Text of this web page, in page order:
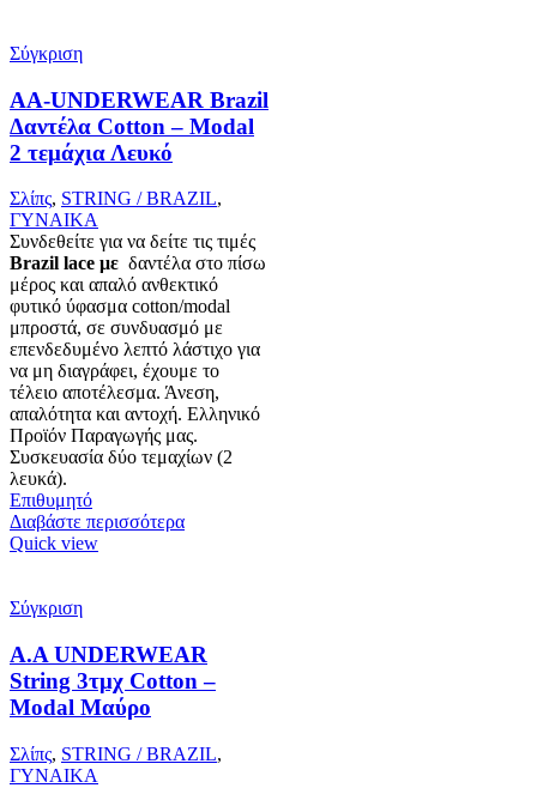
Σύγκριση
AA-UNDERWEAR Brazil
Δαντέλα Cotton – Modal
2 τεμάχια Λευκό
Σλίπς, STRING / BRAZIL,
ΓΥΝΑΙΚΑ
Συνδεθείτε για να δείτε τις τιμές
Brazil lace με δαντέλα στο πίσω
μέρος και απαλό ανθεκτικό
φυτικό ύφασμα cotton/modal
μπροστά, σε συνδυασμό με
επενδεδυμένο λεπτό λάστιχο για
να μη διαγράφει, έχουμε το
τέλειο αποτέλεσμα. Άνεση,
απαλότητα και αντοχή. Ελληνικό
Προϊόν Παραγωγής μας.
Συσκευασία δύο τεμαχίων (2
λευκά).
Επιθυμητό
Διαβάστε περισσότερα
Quick view
Σύγκριση
Α.A UNDERWEAR
String 3τμχ Cotton –
Modal Μαύρο
Σλίπς, STRING / BRAZIL,
ΓΥΝΑΙΚΑ